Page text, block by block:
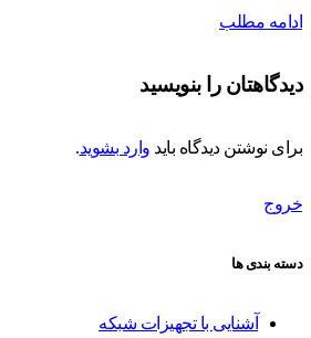
ادامه مطلب
دیدگاهتان را بنویسید
برای نوشتن دیدگاه باید وارد بشوید.
خروج
دسته بندی ها
آشنایی با تجهیزات شبکه